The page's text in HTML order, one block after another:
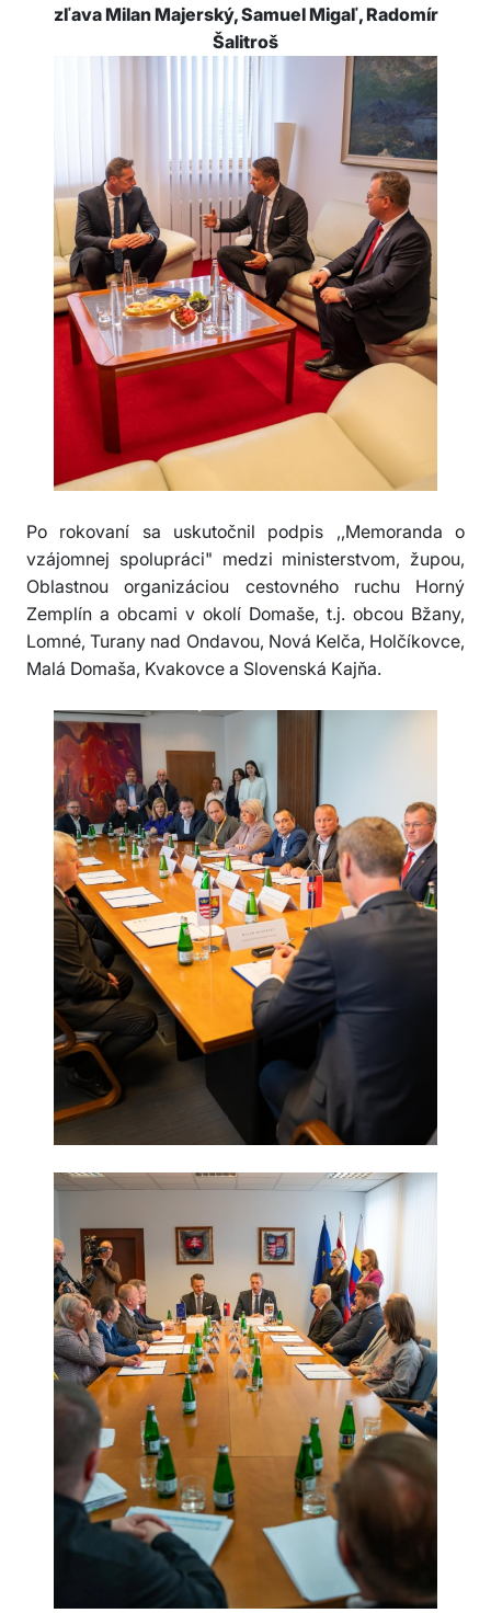
zľava Milan Majerský, Samuel Migaľ, Radomír
Šalitroš
Po rokovaní sa uskutočnil podpis ,,Memoranda o
vzájomnej spolupráci" medzi ministerstvom, župou,
Oblastnou organizáciou cestovného ruchu Horný
Zemplín a obcami v okolí Domaše, t.j. obcou Bžany,
Lomné, Turany nad Ondavou, Nová Kelča, Holčíkovce,
Malá Domaša, Kvakovce a Slovenská Kajňa.